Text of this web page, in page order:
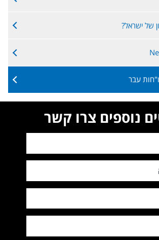
של ישראל?
עבר
נוספים צרו קשר